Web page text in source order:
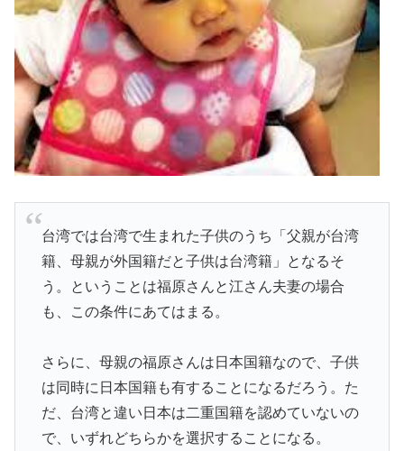
台湾では台湾で生まれた子供のうち「父親が台湾
籍、母親が外国籍だと子供は台湾籍」となるそ
う。ということは福原さんと江さん夫妻の場合
も、この条件にあてはまる。
さらに、母親の福原さんは日本国籍なので、 子供
は同時に日本国籍も有する ことになるだろう。た
だ、台湾と違い日本は二重国籍を認めていないの
で、いずれどちらかを選択することになる。